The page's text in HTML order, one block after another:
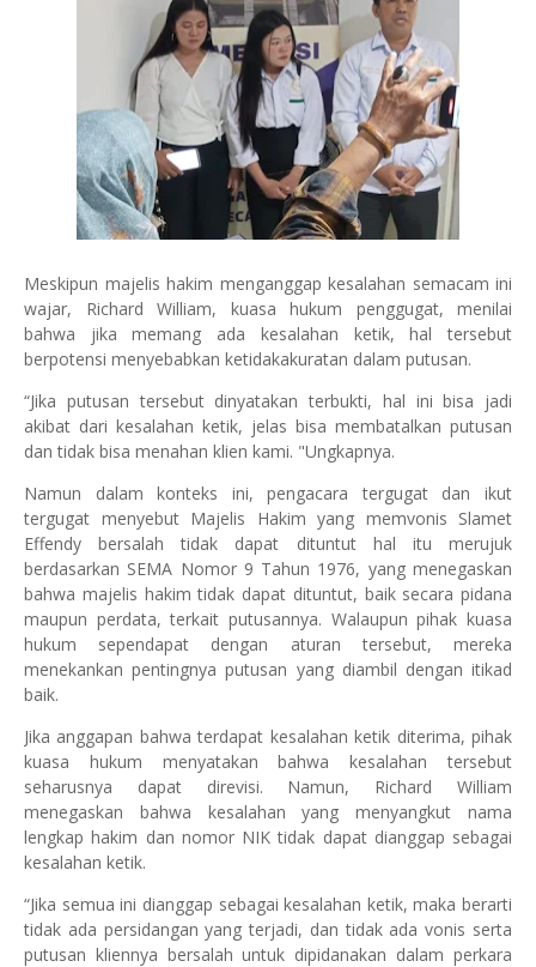
Meskipun majelis hakim menganggap kesalahan semacam ini
wajar, Richard William, kuasa hukum penggugat, menilai
bahwa jika memang ada kesalahan ketik, hal tersebut
berpotensi menyebabkan ketidakakuratan dalam putusan.
“Jika putusan tersebut dinyatakan terbukti, hal ini bisa jadi
akibat dari kesalahan ketik, jelas bisa membatalkan putusan
dan tidak bisa menahan klien kami. "Ungkapnya.
Namun dalam konteks ini, pengacara tergugat dan ikut
tergugat menyebut Majelis Hakim yang memvonis Slamet
Effendy bersalah tidak dapat dituntut hal itu merujuk
berdasarkan SEMA Nomor 9 Tahun 1976, yang menegaskan
bahwa majelis hakim tidak dapat dituntut, baik secara pidana
maupun perdata, terkait putusannya. Walaupun pihak kuasa
hukum sependapat dengan aturan tersebut, mereka
menekankan pentingnya putusan yang diambil dengan itikad
baik.
Jika anggapan bahwa terdapat kesalahan ketik diterima, pihak
kuasa hukum menyatakan bahwa kesalahan tersebut
seharusnya dapat direvisi. Namun, Richard William
menegaskan bahwa kesalahan yang menyangkut nama
lengkap hakim dan nomor NIK tidak dapat dianggap sebagai
kesalahan ketik.
“Jika semua ini dianggap sebagai kesalahan ketik, maka berarti
tidak ada persidangan yang terjadi, dan tidak ada vonis serta
putusan kliennya bersalah untuk dipidanakan dalam perkara